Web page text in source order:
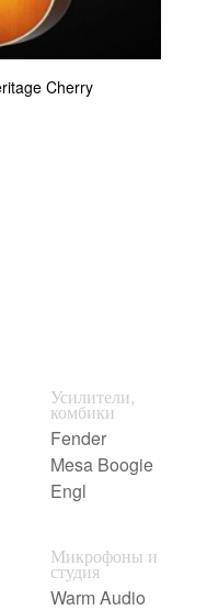
Cherry
Усилители,
комбики
Fender
Mesa Boogie
Engl
Микрофоны и
студия
Warm Audio